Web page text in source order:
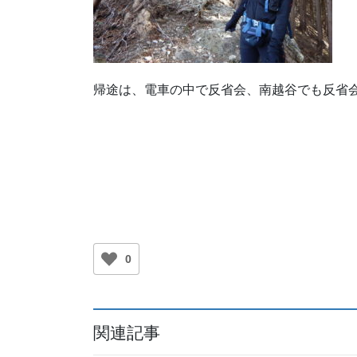
帰途は、電車の中で反省会、南越谷でも反省
0
関連記事